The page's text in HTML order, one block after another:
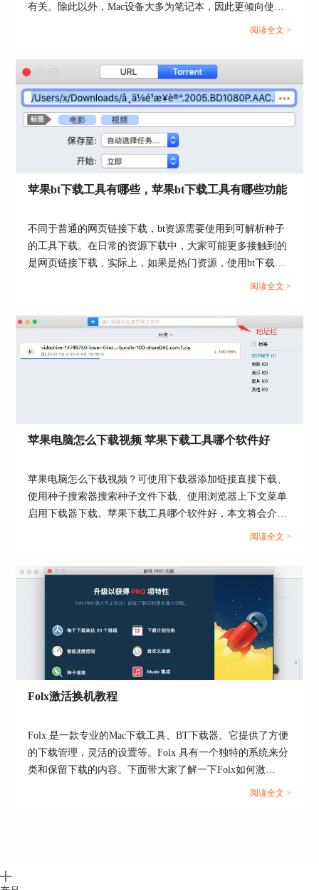
图4：智能速度调整
图5：Folx偏好设置
并打开偏好设置中的“智能速控”选项卡，即可设置
图6：设置控制的速度
然后，可根据实际需要，设置在特定程序运行时，
具体添加特定程序的操作如下，如图7所示，先勾
选“当列表中的应用正在运行时”，然后再单
图7：添加应用
需添加的程序，比如本例中的FaceTime，在使用时
有关。除此以外，Mac设备大多为笔记本，因此更倾向使用
无线连接网络，其网速会比有线慢。那么，Mac下载速度慢
助大家解决问题。...
阅读全文 >
苹果bt下载工具有哪些，苹果bt下载工具有哪些功能
不同于普通的网页链接下载，bt资源需要使用到可解析种子
的工具下载。在日常的资源下载中，大家可能更多接触到的
是网页链接下载，实际上，如果是热门资源，使用bt下载速
度会更快。本文会给大家介绍苹果bt下载工具有哪些，苹果
的小伙伴，可以看起来了！...
阅读全文 >
苹果电脑怎么下载视频 苹果下载工具哪个软件好
苹果电脑怎么下载视频？可使用下载器添加链接直接下载、
使用种子搜索器搜索种子文件下载、使用浏览器上下文菜单
启用下载器下载。苹果下载工具哪个软件好，本文将会介绍
阅读全文 >
Folx激活换机教程
Folx 是一款专业的Mac下载工具、BT下载器。它提供了方便
的下载管理，灵活的设置等。Folx 具有一个独特的系统来分
类和保留下载的内容。下面带大家了解一下Folx如何激
阅读全文 >